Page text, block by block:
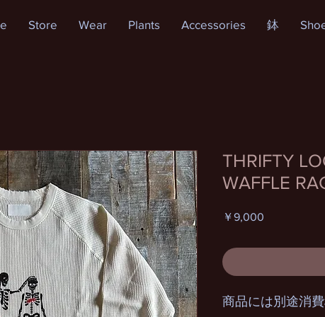
Store Wear Plants Accessories 鉢
THRIFTY
WAFFLE
￥9,000
商品には別途消